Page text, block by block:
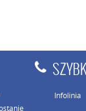
Infolinia